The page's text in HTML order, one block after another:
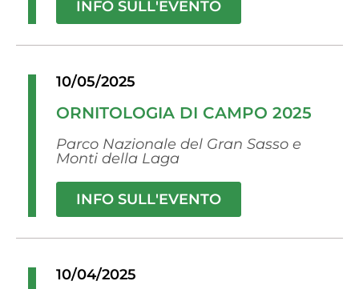
INFO SULL'EVENTO
10/05/2025
ORNITOLOGIA DI CAMPO 2025
Parco Nazionale del Gran Sasso e
Monti della Laga
INFO SULL'EVENTO
10/04/2025